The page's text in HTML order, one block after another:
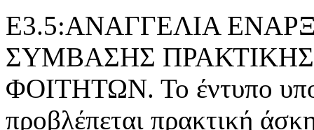
Ε3.5:ΑΝΑΓΓΕΛΙΑ
ΣΥΜΒΑΣΗΣ
ΦΟΙΤΗΤΩΝ. Το έντυπο
προβλέπεται πρακτική